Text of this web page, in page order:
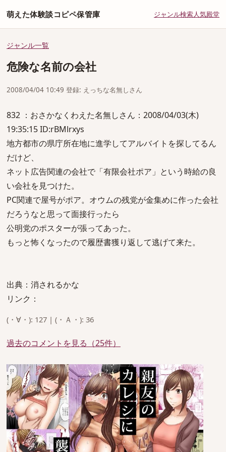
萌えた体験談コピペ保管庫 ジャンル検索人気殿堂
ジャンル一覧
危険な名前の会社
2008/04/04 10:49 登録: えっちな名無しさん
832 ：おさかなくわえた名無しさん：2008/04/03(木)
19:35:15 ID:rBMlrxys
地方都市の県庁所在地に進学してアルバイトを探してるん
だけど、
ネット広告関連の会社で「有限会社ポア」という時給の良
い会社を見つけた。
PC関連で屋号がポア。オウムの残党が金集めに作った会社
だろうなと思って面接行ったら
公明党のポスターが張ってあった。
もっと怖くなったので履歴書獲り返して逃げて来た。
出典：消されるかな
リンク：
(・∀・): 127 | (・Ａ・): 36
過去のコメントを見る（25件）